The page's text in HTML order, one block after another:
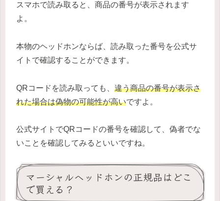
スマホで読み取ると、商品の番号が表示されます
よ。
本物のヘッドホンならば、読み取った番号を公式サ
イトで確認することができます。
QRコードを読み取っても、 違う商品の番号が表示さ
れた場合は偽物の可能性が高いですよ。
公式サイトでQRコードの番号を確認して、偽者でな
いことを確認してみるといいですね。
マーシャルヘッドホンの正規品はどこ
で買える？